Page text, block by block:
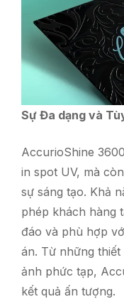
Sự Đa dạng và
AccurioShine
in spot UV, mà
sự sáng tạo. Khả
phép khách hàng
đáo và phù hợp
án. Từ những
ảnh phức tạp,
kết quả ấn tượng.